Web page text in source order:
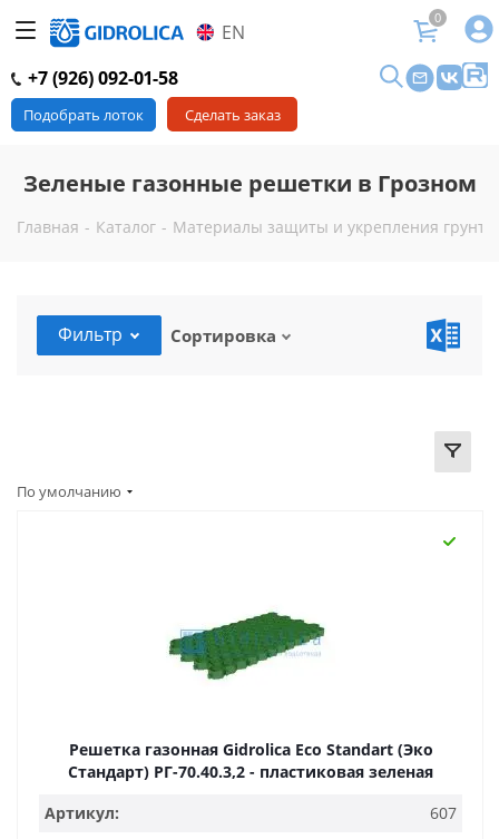
EN
0
+7 (926) 092-01-58
Подобрать лоток Сделать заказ
Зеленые газонные решетки в Грозном
Главная - Каталог - Материалы защиты и укрепления грунта
Фильтр Сортировка
По умолчанию
Решетка газонная Gidrolica Eco Standart (Эко
Стандарт) РГ-70.40.3,2 - пластиковая зеленая
Артикул:
607